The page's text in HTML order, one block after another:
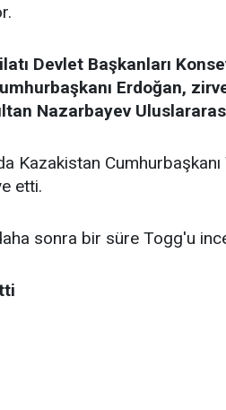
Devlet Başkanları
Erdoğan,
Nazarbayev
Kazakistan
etti.
sonra bir süre Togg'u